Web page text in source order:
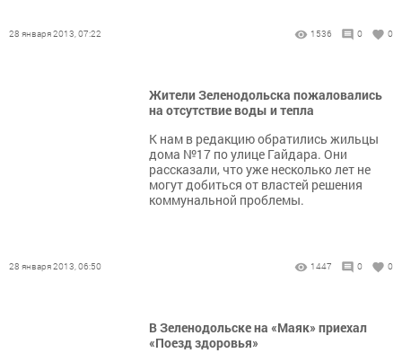
28 января 2013, 07:22 1536 0 0
Жители Зеленодольска пожаловались
на отсутствие воды и тепла
К нам в редакцию обратились жильцы
дома №17 по улице Гайдара. Они
рассказали, что уже несколько лет не
могут добиться от властей решения
коммунальной проблемы.
28 января 2013, 06:50 1447 0 0
В Зеленодольске на «Маяк» приехал
«Поезд здоровья»